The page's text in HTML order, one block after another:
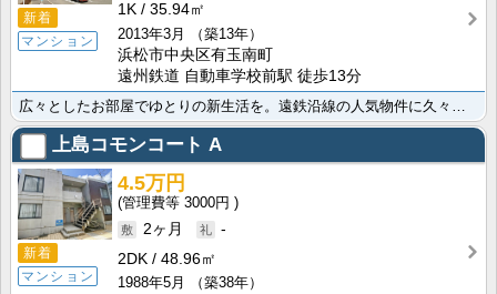
新着
マンション
1K
35.94㎡
2013年3月
（築13年）
浜松市中央区有玉南町
遠州鉄道 自動車学校前駅 徒歩13分
上島コモンコート A
新着
マンション
4.5万円
3000円
2ヶ月
-
2DK
48.96㎡
1988年5月
（築38年）